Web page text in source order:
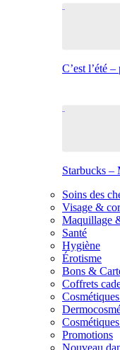
C’est l’été
Starbucks –
Soins des
Visage &
Maquillage
Santé
Hygiène
Érotisme
Bons &
Coffrets
Promotions
Nouveau